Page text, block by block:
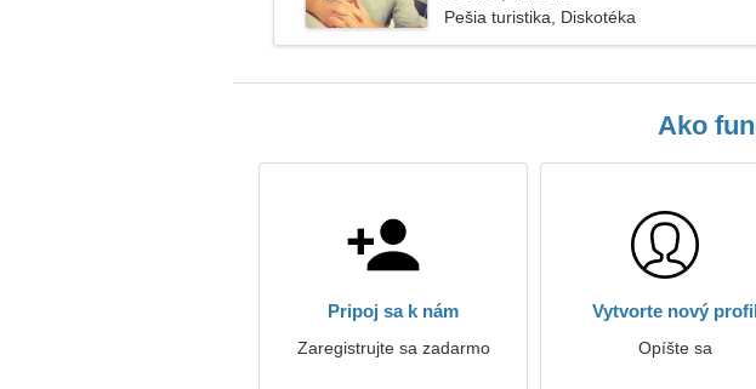
Pešia turistika, Diskotéka
Ako
Pripoj sa k nám
Zaregistrujte sa zadarmo
Vytvorte nový profil
Opíšte sa